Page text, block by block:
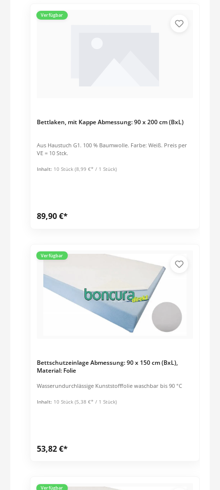
Verfügbar
Bettlaken, mit Kappe Abmessung: 90 x 200 cm (BxL)
Aus Haustuch G1. 100 % Baumwolle. Farbe: Weiß. Preis per
VE = 10 Stck.
Inhalt: 10 Stück (8,99 €* / 1 Stück)
89,90 €*
Verfügbar
Bettschutzeinlage Abmessung: 90 x 150 cm (BxL),
Material: Folie
Wasserundurchlässige Kunststofffolie waschbar bis 90 °C
Inhalt: 10 Stück (5,38 €* / 1 Stück)
53,82 €*
Verfügbar